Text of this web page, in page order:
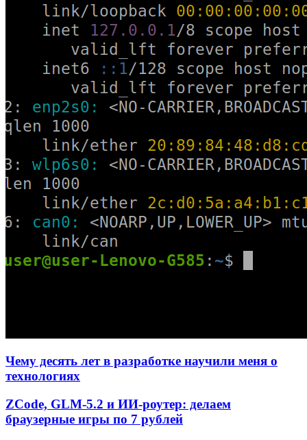
Чему десять лет в разработке научили меня о
технологиях
ZCode, GLM-5.2 и ИИ-роутер: делаем
браузерные игры по 7 рублей